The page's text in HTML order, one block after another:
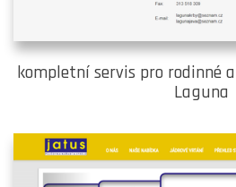
kompletní servis pro rodinné
Laguna